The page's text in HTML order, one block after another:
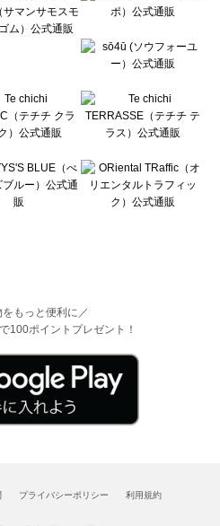
もっと便利に／
100ポイントプレゼント！
プライバシーポリシー 利用規約